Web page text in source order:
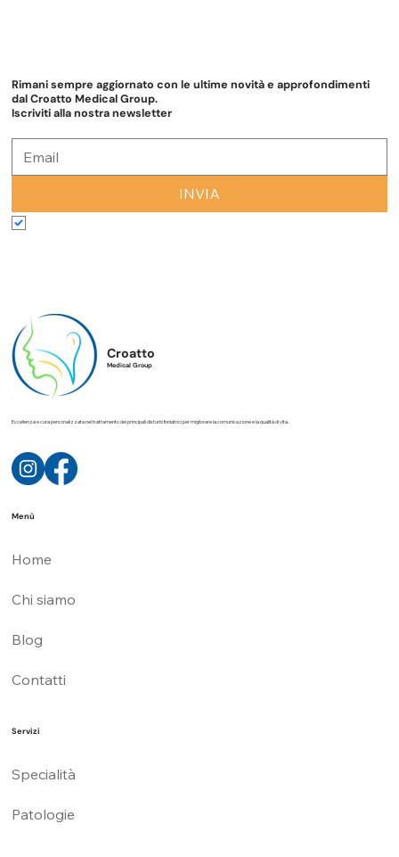
Rimani sempre aggiornato con le ultime novità e approfondimenti
dal Croatto Medical Group.
Iscriviti alla nostra newsletter
INVIA
Croatto
Medical Group
Eccellenza e cura personalizzata nel trattamento dei principali disturbi foniatrici per migliorare la comunicazione e la qualità di vita.
Menù
Home
Chi siamo
Blog
Contatti
Servizi
Specialità
Patologie